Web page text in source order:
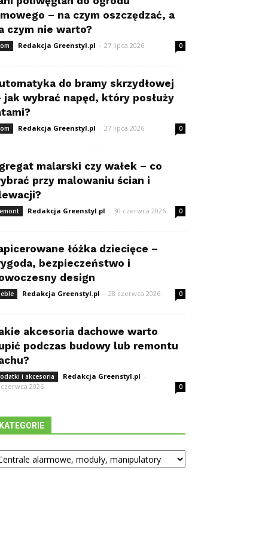
– na czym oszczędzać, a
czym nie warto?
Redakcja Greenstyl.pl - 27 lipca 2026 0
do bramy skrzydłowej
jak wybrać napęd, który posłuży
Redakcja Greenstyl.pl - 27 lipca 2026 0
malarski czy wałek – co
przy malowaniu ścian i
Redakcja Greenstyl.pl - 30 czerwca 2026 0
łóżka dziecięce –
bezpieczeństwo i
design
Redakcja Greenstyl.pl - 28 czerwca 2026 0
akcesoria dachowe warto
podczas budowy lub remontu
i akcesoria Redakcja Greenstyl.pl -
2026
0
KATEGORIE